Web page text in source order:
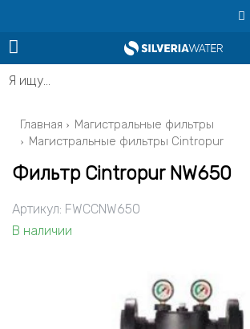
Я ищу…
Главная
Магистральные фильтры
Магистральные фильтры Cintropur
Фильтр Cintropur NW650
Артикул: FWCCNW650
В наличии